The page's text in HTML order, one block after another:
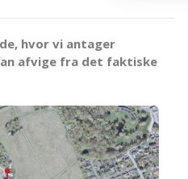
hvor vi antager
afvige fra det faktiske